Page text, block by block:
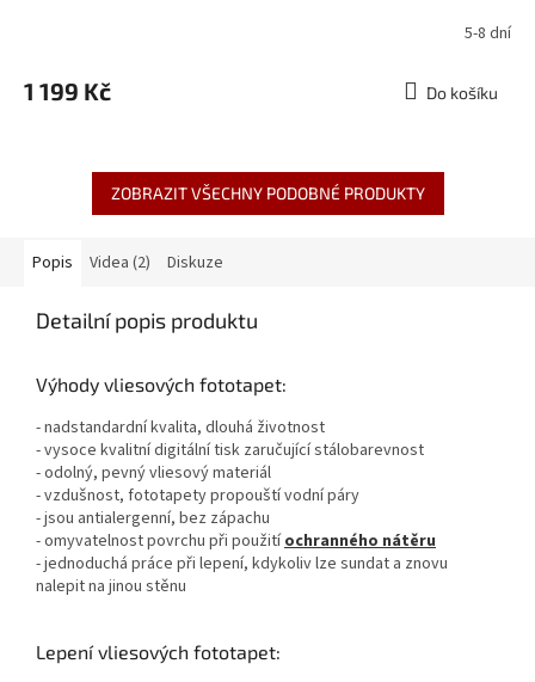
5-8 dní
1 199 Kč Do košíku
ZOBRAZIT VŠECHNY PODOBNÉ PRODUKTY
Popis Videa (2) Diskuze
Detailní popis produktu
Výhody vliesových fototapet:
- nadstandardní kvalita, dlouhá životnost
- vysoce kvalitní digitální tisk zaručující stálobarevnost
- odolný, pevný vliesový materiál
- vzdušnost, fototapety propouští vodní páry
- jsou antialergenní, bez zápachu
- omyvatelnost povrchu při použitíochranného nátěru
- jednoduchá práce při lepení, kdykoliv lze sundat a znovu
nalepit na jinou stěnu
Lepení vliesových fototapet: